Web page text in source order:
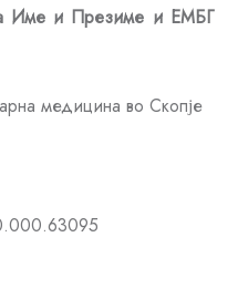
Име и Презиме и ЕМБГ
медицина во Скопје